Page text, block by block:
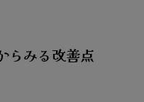
らみる改善点